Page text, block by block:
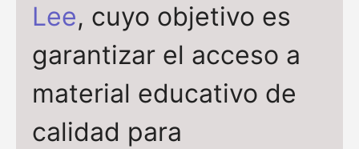
Lee, cuyo objetivo es
garantizar el acceso a
material educativo de
calidad para